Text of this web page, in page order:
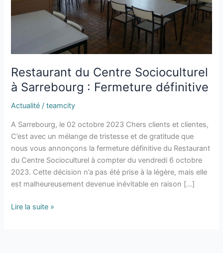
Restaurant du Centre Socioculturel
à Sarrebourg : Fermeture définitive
Actualité /teamcity
A Sarrebourg, le 02 octobre 2023 Chers clients et clientes,
C’est avec un mélange de tristesse et de gratitude que
nous vous annonçons la fermeture définitive du Restaurant
du Centre Socioculturel à compter du vendredi 6 octobre
2023. Cette décision n’a pas été prise à la légère, mais elle
est malheureusement devenue inévitable en raison […]
Lire la suite »